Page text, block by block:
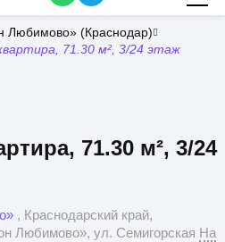
Любимово» (Краснодар)
71.30 м², 3/24 этаж
71.30 м², 3/24
, Краснодарский край,
Любимово», ул. Семигорская На